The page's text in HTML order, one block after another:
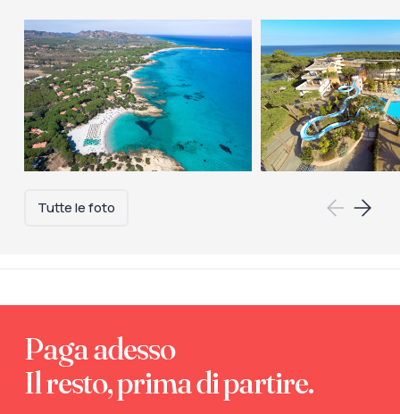
Tutte le foto
Paga adesso
Il resto, prima di partire.